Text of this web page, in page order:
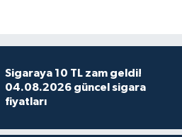
Sigaraya 10 TL zam geldi!
04.08.2026 güncel sigara
fiyatları